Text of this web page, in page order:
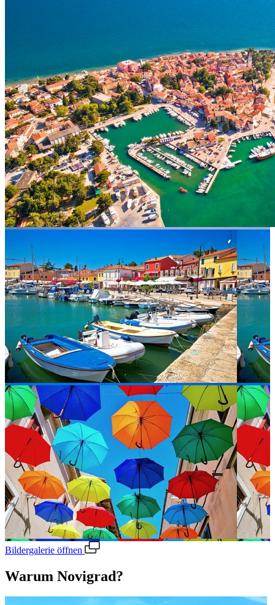
Bildergalerie öffnen
Warum Novigrad?